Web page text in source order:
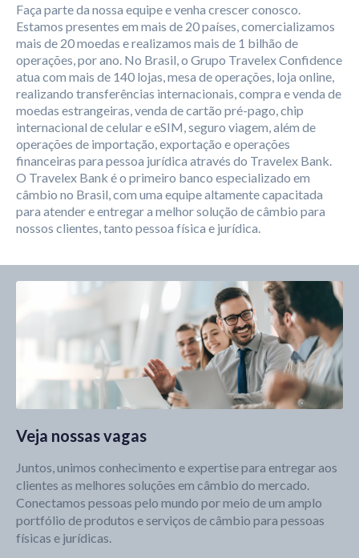
Faça parte da nossa equipe e venha crescer conosco.
Estamos presentes em mais de 20 países, comercializamos
mais de 20 moedas e realizamos mais de 1 bilhão de
operações, por ano. No Brasil, o Grupo Travelex Confidence
atua com mais de 140 lojas, mesa de operações, loja online,
realizando transferências internacionais, compra e venda de
moedas estrangeiras, venda de cartão pré-pago, chip
internacional de celular e eSIM, seguro viagem, além de
operações de importação, exportação e operações
financeiras para pessoa jurídica através do Travelex Bank.
O Travelex Bank é o primeiro banco especializado em
câmbio no Brasil, com uma equipe altamente capacitada
para atender e entregar a melhor solução de câmbio para
nossos clientes, tanto pessoa física e jurídica.
Veja nossas vagas
Juntos, unimos conhecimento e expertise para entregar aos
clientes as melhores soluções em câmbio do mercado.
Conectamos pessoas pelo mundo por meio de um amplo
portfólio de produtos e serviços de câmbio para pessoas
físicas e jurídicas.